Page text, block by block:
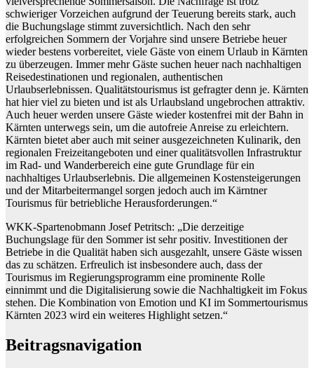
schwieriger Vorzeichen aufgrund der Teuerung bereits stark, auch
die Buchungslage stimmt zuversichtlich. Nach den sehr
erfolgreichen Sommern der Vorjahre sind unsere Betriebe heuer
wieder bestens vorbereitet, viele Gäste von einem Urlaub in Kärnten
zu überzeugen. Immer mehr Gäste suchen heuer nach nachhaltigen
Reisedestinationen und regionalen, authentischen
Urlaubserlebnissen. Qualitätstourismus ist gefragter denn je. Kärnten
hat hier viel zu bieten und ist als Urlaubsland ungebrochen attraktiv.
Auch heuer werden unsere Gäste wieder kostenfrei mit der Bahn in
Kärnten unterwegs sein, um die autofreie Anreise zu erleichtern.
Kärnten bietet aber auch mit seiner ausgezeichneten Kulinarik, den
regionalen Freizeitangeboten und einer qualitätsvollen Infrastruktur
im Rad- und Wanderbereich eine gute Grundlage für ein
nachhaltiges Urlaubserlebnis. Die allgemeinen Kostensteigerungen
und der Mitarbeitermangel sorgen jedoch auch im Kärntner
Tourismus für betriebliche Herausforderungen.“
WKK-Spartenobmann Josef Petritsch: „Die derzeitige
Buchungslage für den Sommer ist sehr positiv. Investitionen der
Betriebe in die Qualität haben sich ausgezahlt, unsere Gäste wissen
das zu schätzen. Erfreulich ist insbesondere auch, dass der
Tourismus im Regierungsprogramm eine prominente Rolle
einnimmt und die Digitalisierung sowie die Nachhaltigkeit im Fokus
stehen. Die Kombination von Emotion und KI im Sommertourismus
Kärnten 2023 wird ein weiteres Highlight setzen.“
Beitragsnavigation